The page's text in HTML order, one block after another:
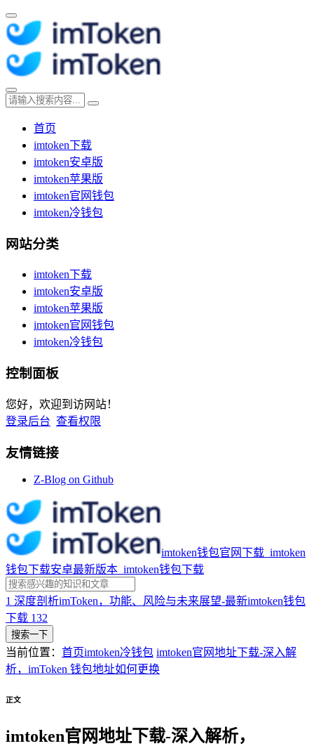
首页
imtoken下载
imtoken安卓版
imtoken苹果版
imtoken官网钱包
imtoken冷钱包
网站分类
imtoken下载
imtoken安卓版
imtoken苹果版
imtoken官网钱包
imtoken冷钱包
控制面板
您好，欢迎到访网站！
登录后台 查看权限
友情链接
Z-Blog on Github
imtoken钱包官网下载_imtoken
钱包下载安卓最新版本_imtoken钱包下载
1 深度剖析imToken，功能、风险与未来展望-最新imtoken钱包
下载 132
搜索一下
当前位置： 首页imtoken冷钱包 imtoken官网地址下载-深入解
析，imToken 钱包地址如何更换
正文
imtoken官网地址下载-深入解析，